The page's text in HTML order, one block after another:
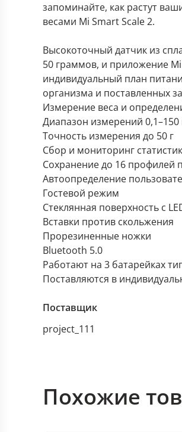
запоминайте, как растут
весами Mi Smart Scale 2.
Высокоточный датчик из
50 граммов, и приложение
индивидуальный план
организма и поставленных
Измерение веса и
Диапазон измерений 0,1–150
Точность измерения до 50 г
Сбор и мониторинг
Сохранение до 16 профилей
Автоопределение
Гостевой режим
Стеклянная поверхность с
Вставки против скольжения
Прорезиненные ножки
Bluetooth 5.0
Работают на 3 батарейках
Поставляются в
Поставщик
project_111
Похожие